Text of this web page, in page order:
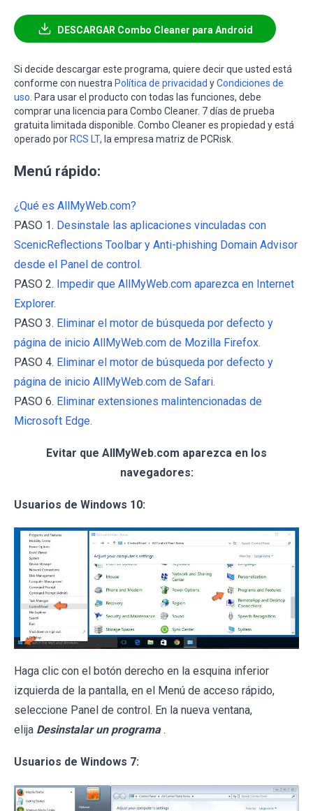
DESCARGAR Combo Cleaner para Android
Si decide descargar este programa, quiere decir que usted está
conforme con nuestra Política de privacidad yCondiciones de
uso . Para usar el producto con todas las funciones, debe
comprar una licencia para Combo Cleaner. 7 días de prueba
gratuita limitada disponible. Combo Cleaner es propiedad y está
operado por RCS LT, la empresa matriz de PCRisk.
Menú rápido:
¿Qué es AllMyWeb.com?
PASO 1. Desinstale las aplicaciones vinculadas con
ScenicReflections Toolbar y Anti-phishing Domain Advisor
desde el Panel de control.
PASO 2. Impedir que AllMyWeb.com aparezca en Internet
Explorer.
PASO 3. Eliminar el motor de búsqueda por defecto y
página de inicio AllMyWeb.com de Mozilla Firefox.
PASO 4. Eliminar el motor de búsqueda por defecto y
página de inicio AllMyWeb.com de Safari.
PASO 6. Eliminar extensiones malintencionadas de
Microsoft Edge.
Evitar que AllMyWeb.com aparezca en los
navegadores:
Usuarios de Windows 10:
Haga clic con el botón derecho en la esquina inferior
izquierda de la pantalla, en el Menú de acceso rápido,
seleccione Panel de control. En la nueva ventana,
elija Desinstalar un programa .
Usuarios de Windows 7: